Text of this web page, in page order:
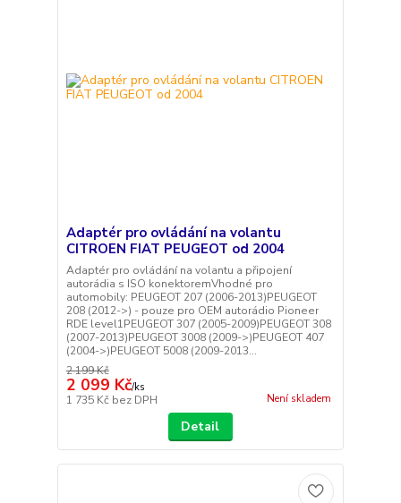
Adaptér pro ovládání na volantu
CITROEN FIAT PEUGEOT od 2004
Adaptér pro ovládání na volantu a připojení
autorádia s ISO konektoremVhodné pro
automobily: PEUGEOT 207 (2006-2013)PEUGEOT
208 (2012->) - pouze pro OEM autorádio Pioneer
RDE level1PEUGEOT 307 (2005-2009)PEUGEOT 308
(2007-2013)PEUGEOT 3008 (2009->)PEUGEOT 407
(2004->)PEUGEOT 5008 (2009-2013...
2 199 Kč
2 099 Kč/ks
1 735 Kč bez DPH Není skladem
Detail